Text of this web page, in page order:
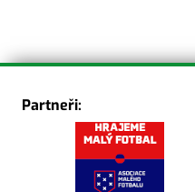
Partneři: